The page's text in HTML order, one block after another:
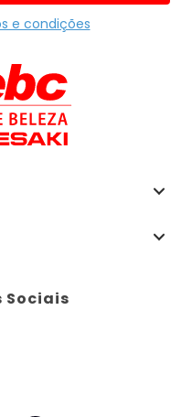
e condições
Sociais